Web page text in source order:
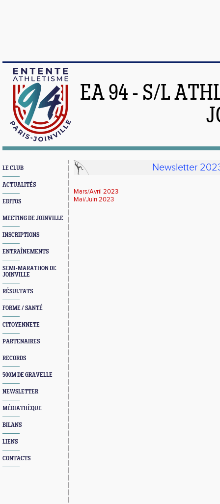
EA 94 - S/L
LE CLUB
ACTUALITÉS
EDITOS
MEETING DE JOINVILLE
INSCRIPTIONS
ENTRAÎNEMENTS
SEMI-MARATHON DE
JOINVILLE
RÉSULTATS
FORME / SANTÉ
CITOYENNETE
PARTENAIRES
RECORDS
500M DE GRAVELLE
NEWSLETTER
MÉDIATHÈQUE
BILANS
LIENS
CONTACTS
Newsletter
Mars/Avril 2023
Mai/Juin 2023